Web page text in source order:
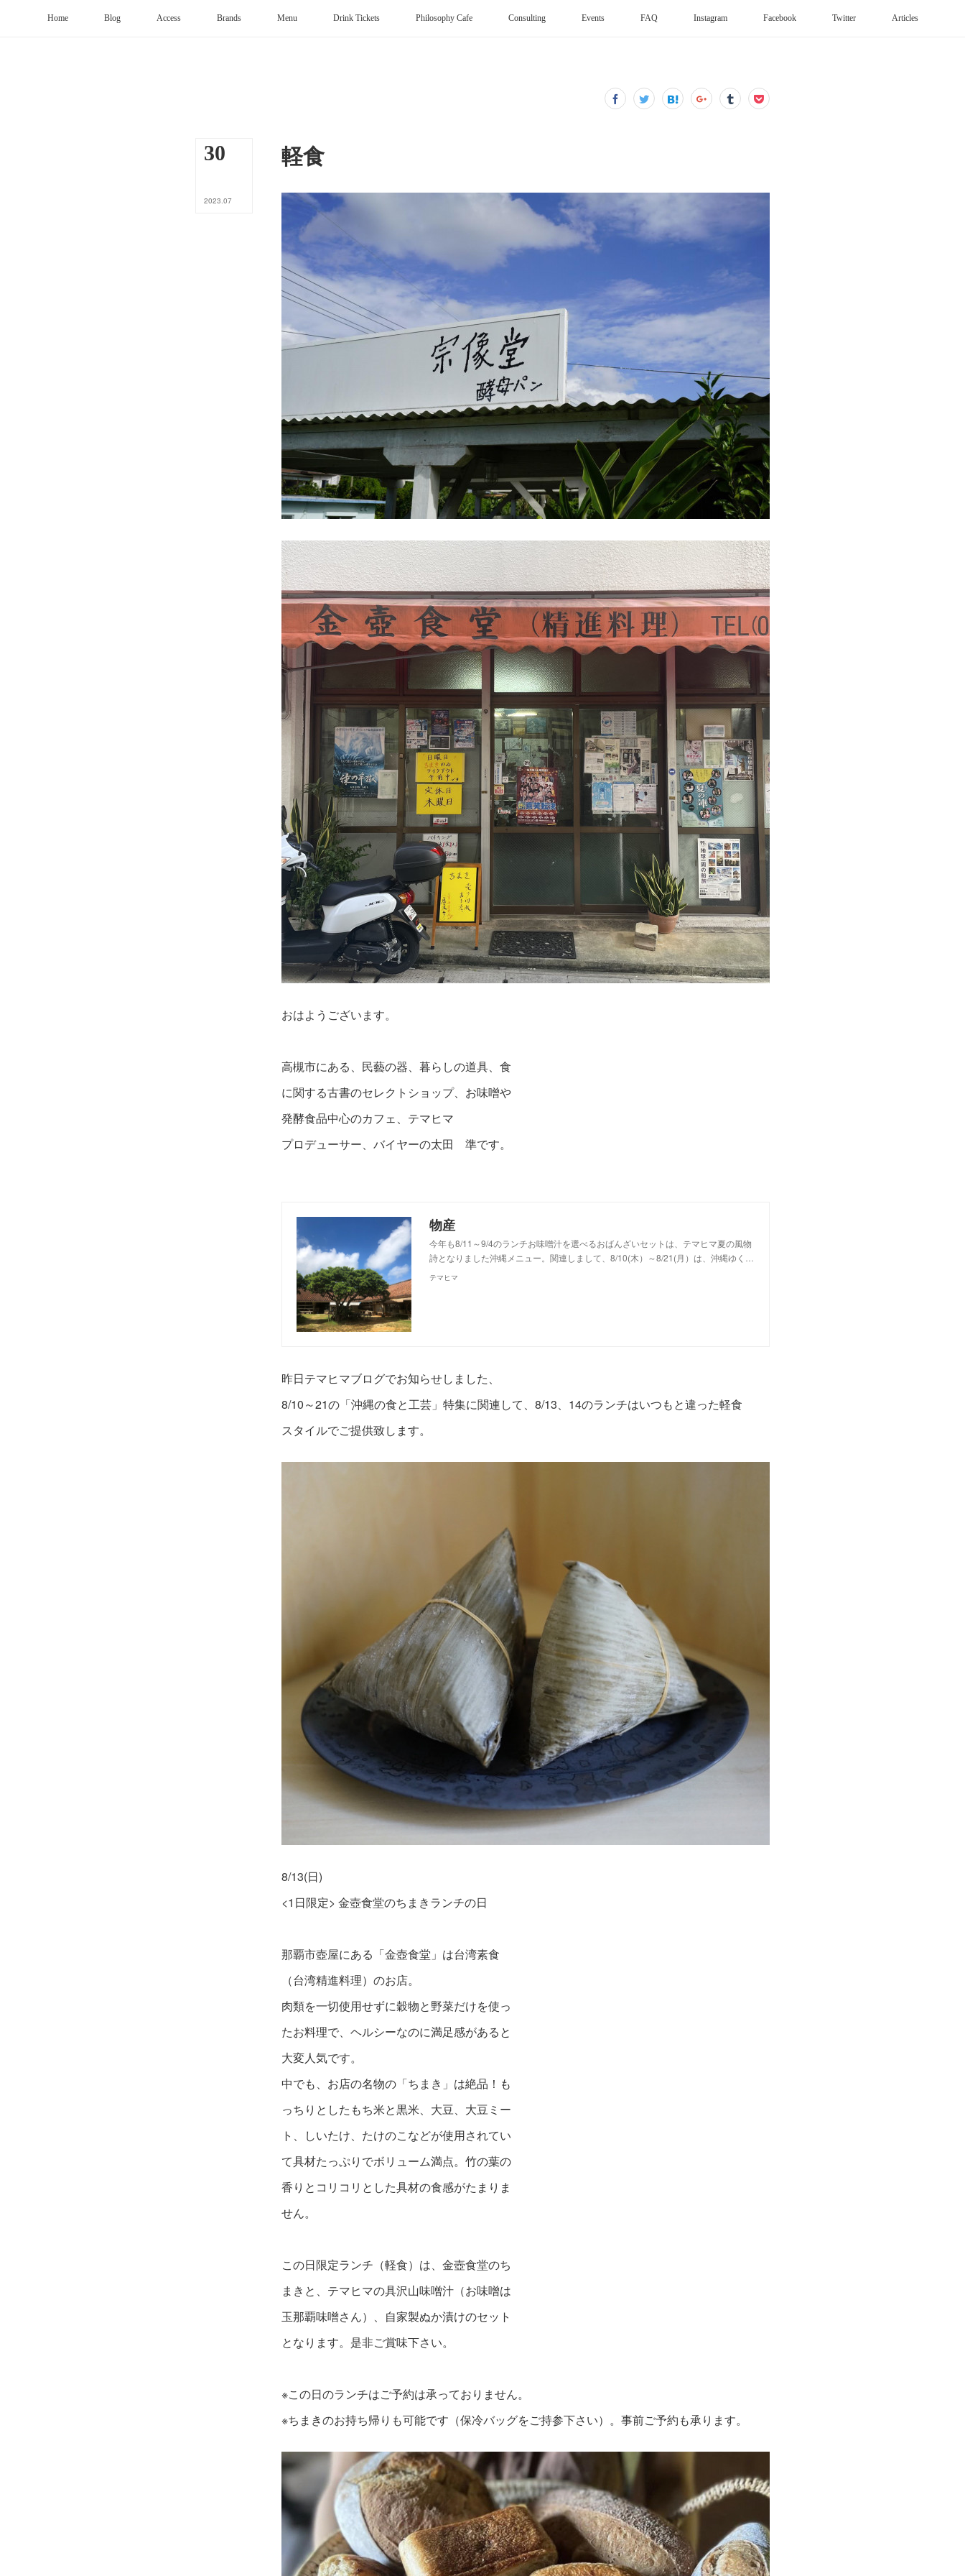
Home Blog Access Brands Menu Drink Tickets Philosophy Cafe Consulting Events FAQ Instagram Facebook Twitter Articles
30
2023.07
軽食
おはようございます。
高槻市にある、民藝の器、暮らしの道具、食
に関する古書のセレクトショップ、お味噌や
発酵食品中心のカフェ、テマヒマ
プロデューサー、バイヤーの太田 準です。
物産
今年も8/11～9/4のランチお味噌汁を選べるおばんざいセットは、テマヒマ夏の風物
詩となりました沖縄メニュー。関連しまして、8/10(木）～8/21(月）は、沖縄ゆく…
テマヒマ
昨日テマヒマブログでお知らせしました、
8/10～21の「沖縄の食と工芸」特集に関連して、8/13、14のランチはいつもと違った軽食
スタイルでご提供致します。
8/13(日)
<1日限定> 金壺食堂のちまきランチの日
那覇市壺屋にある「金壺食堂」は台湾素食
（台湾精進料理）のお店。
肉類を一切使用せずに穀物と野菜だけを使っ
たお料理で、ヘルシーなのに満足感があると
大変人気です。
中でも、お店の名物の「ちまき」は絶品！も
っちりとしたもち米と黒米、大豆、大豆ミー
ト、しいたけ、たけのこなどが使用されてい
て具材たっぷりでボリューム満点。竹の葉の
香りとコリコリとした具材の食感がたまりま
せん。
この日限定ランチ（軽食）は、金壺食堂のち
まきと、テマヒマの具沢山味噌汁（お味噌は
玉那覇味噌さん）、自家製ぬか漬けのセット
となります。是非ご賞味下さい。
※この日のランチはご予約は承っておりません。
※ちまきのお持ち帰りも可能です（保冷バッグをご持参下さい）。事前ご予約も承ります。